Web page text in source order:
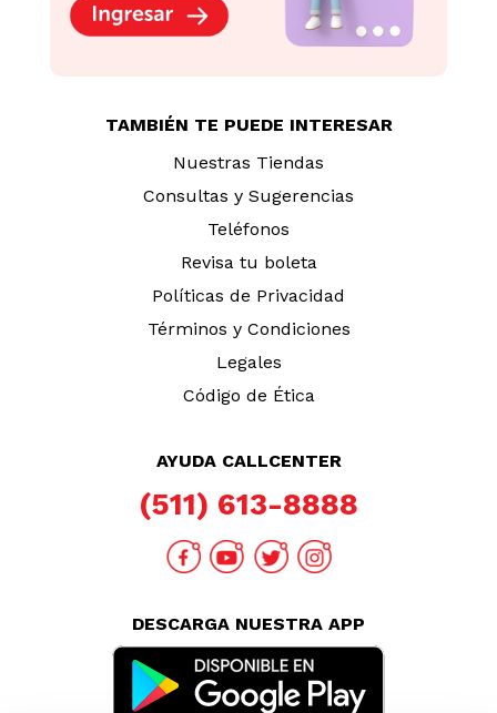
TAMBIÉN TE PUEDE INTERESAR
Nuestras Tiendas
Consultas y Sugerencias
Teléfonos
Revisa tu boleta
Políticas de Privacidad
Términos y Condiciones
Legales
Código de Ética
AYUDA CALLCENTER
(511) 613-8888
DESCARGA NUESTRA APP